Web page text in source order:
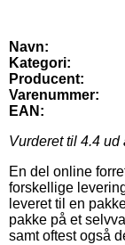
Navn:
Kategori:
Producent:
Varenummer:
EAN:
Vurderet til 4.4 ud
En del online
forskellige
leveret til en
pakke på et
samt oftest også